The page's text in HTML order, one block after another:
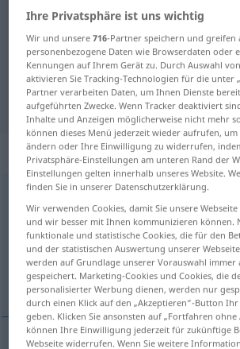
Englisch-Deutsch Wörterbuch
Englisch-Deutsch
"hesitancy"
"hesitancy" Deutsch
„hesitancy“
hesitancy [ˈhezitənsi; -zət-],a.hesitance
Übersicht aller Übersetzungen
(Für mehr Details die Übersetzung
Unschlüssigkeit, Zaudern
Ihre Privatsphäre ist uns wichtig
Wir und unsere716-Partner speichern und greifen
personenbezogene Daten wie Browserdaten oder
Kennungen auf Ihrem Gerät zu. Durch Auswahl
aktivieren Sie Tracking-Technologien für die unter
Partner verarbeiten Daten, um Ihnen Dienste
aufgeführten Zwecke. Wenn Tracker deaktiviert
Inhalte und Anzeigen möglicherweise nicht mehr
können dieses Menü jederzeit wieder aufrufen,
ändern oder Ihre Einwilligung zu widerrufen,
Privatsphäre-Einstellungen am unteren Rand der
Einstellungen gelten innerhalb unseres Website.
finden Sie in unserer Datenschutzerklärung.
Wir verwenden Cookies, damit Sie unsere
und wir besser mit Ihnen kommunizieren können.
funktionale und statistische Cookies, die für den
und der statistischen Auswertung unserer
werden auf Grundlage unserer Vorauswahl immer
gespeichert. Marketing-Cookies und Cookies, die
personalisierter Werbung dienen, werden nur
durch einen Klick auf den „Akzeptieren“-Button
geben. Klicken Sie ansonsten auf „Fortfahren ohne
können Ihre Einwilligung jederzeit für zukünftige
Webseite widerrufen. Wenn Sie weitere